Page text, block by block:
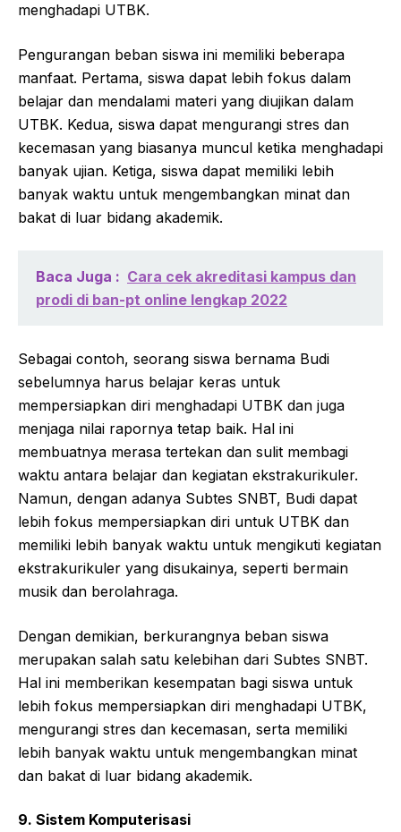
menghadapi UTBK.
Pengurangan beban siswa ini memiliki beberapa
manfaat. Pertama, siswa dapat lebih fokus dalam
belajar dan mendalami materi yang diujikan dalam
UTBK. Kedua, siswa dapat mengurangi stres dan
kecemasan yang biasanya muncul ketika menghadapi
banyak ujian. Ketiga, siswa dapat memiliki lebih
banyak waktu untuk mengembangkan minat dan
bakat di luar bidang akademik.
Baca Juga : Cara cek akreditasi kampus dan
prodi di ban-pt online lengkap 2022
Sebagai contoh, seorang siswa bernama Budi
sebelumnya harus belajar keras untuk
mempersiapkan diri menghadapi UTBK dan juga
menjaga nilai rapornya tetap baik. Hal ini
membuatnya merasa tertekan dan sulit membagi
waktu antara belajar dan kegiatan ekstrakurikuler.
Namun, dengan adanya Subtes SNBT, Budi dapat
lebih fokus mempersiapkan diri untuk UTBK dan
memiliki lebih banyak waktu untuk mengikuti kegiatan
ekstrakurikuler yang disukainya, seperti bermain
musik dan berolahraga.
Dengan demikian, berkurangnya beban siswa
merupakan salah satu kelebihan dari Subtes SNBT.
Hal ini memberikan kesempatan bagi siswa untuk
lebih fokus mempersiapkan diri menghadapi UTBK,
mengurangi stres dan kecemasan, serta memiliki
lebih banyak waktu untuk mengembangkan minat
dan bakat di luar bidang akademik.
9. Sistem Komputerisasi